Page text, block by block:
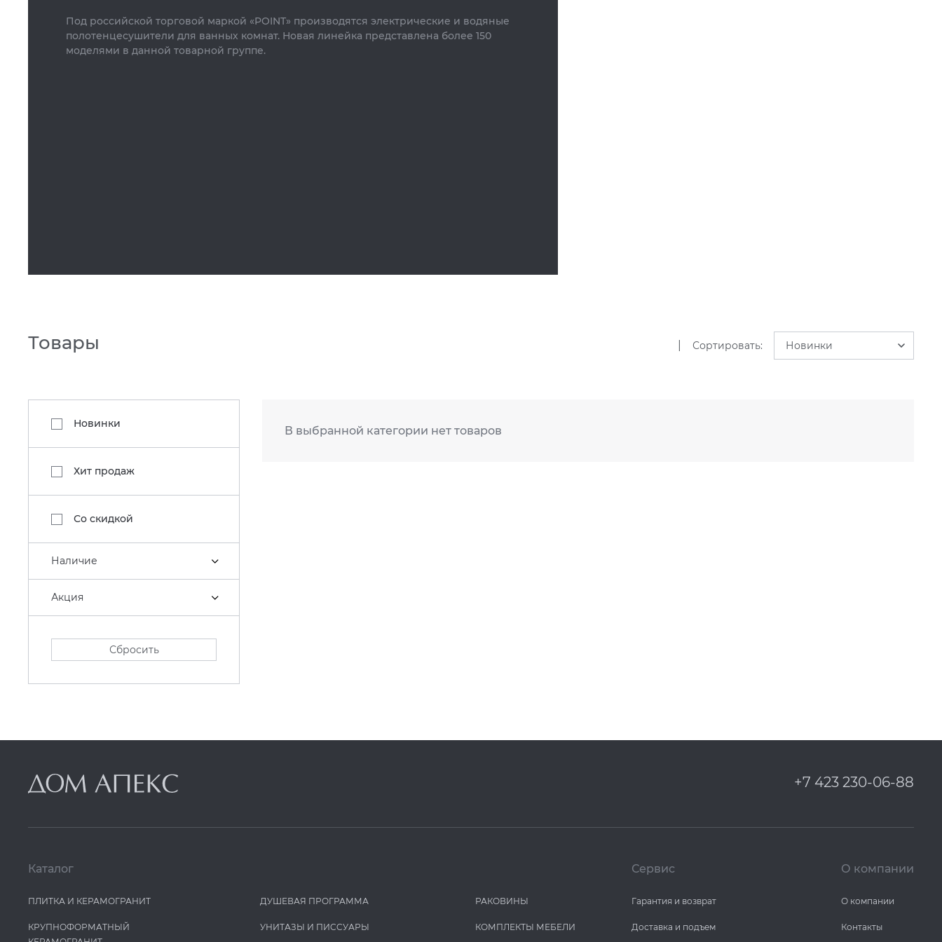
Под российской торговой маркой «POINT» производятся электрические и водяные
полотенцесушители для ванных комнат. Новая линейка представлена более 150
моделями в данной товарной группе.
Товары Сортировать: Новинки
Новинки
Хит продаж
Со скидкой
Наличие
Акция
Сбросить
В выбранной категории нет товаров
+7 423 230-06-88
Каталог
ПЛИТКА И КЕРАМОГРАНИТ
КРУПНОФОРМАТНЫЙ
ДУШЕВАЯ ПРОГРАММА
УНИТАЗЫ И ПИCCУАРЫ
РАКОВИНЫ
КОМПЛЕКТЫ МЕБЕЛИ
Сервис
Гарантия и возврат
Доставка и подъем
О компании
О компании
Контакты